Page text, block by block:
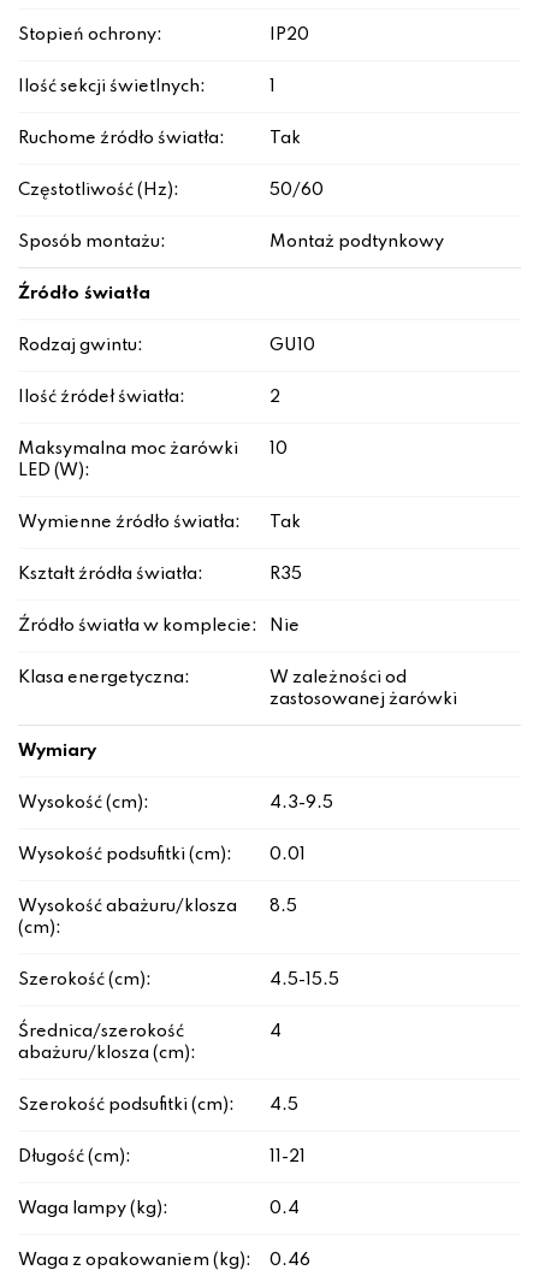
Stopień ochrony: IP20
Ilość sekcji świetlnych:
Ruchome źródło światła: Tak
Częstotliwość (Hz): 50/60
Sposób montażu: Montaż podtynkowy
Źródło światła
Rodzaj gwintu: GU10
Ilość źródeł światła: 2
Maksymalna moc żarówki
LED (W):
10
Wymienne źródło światła: Tak
Kształt źródła światła: R35
Źródło światła w komplecie: Nie
Klasa energetyczna:
W zależności od
zastosowanej żarówki
Wymiary
Wysokość (cm): 4.3-9.5
Wysokość podsufitki (cm): 0.01
Wysokość abażuru/klosza
(cm):
8.5
Szerokość (cm): 4.5-15.5
Średnica/szerokość
abażuru/klosza (cm):
4
Szerokość podsufitki (cm): 4.5
Długość (cm): 11-21
Waga lampy (kg): 0.4
Waga z opakowaniem (kg): 0.46